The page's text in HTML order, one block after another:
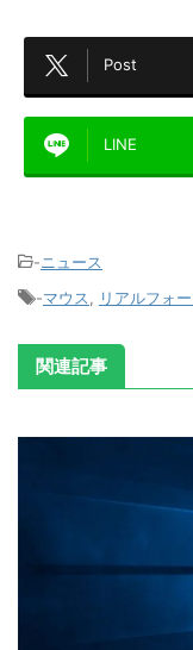
Post
LINE
-ニュース
-マウス リアルフォ
関連記事